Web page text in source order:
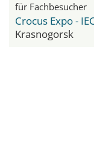
für Fachbesucher
Krasnogorsk